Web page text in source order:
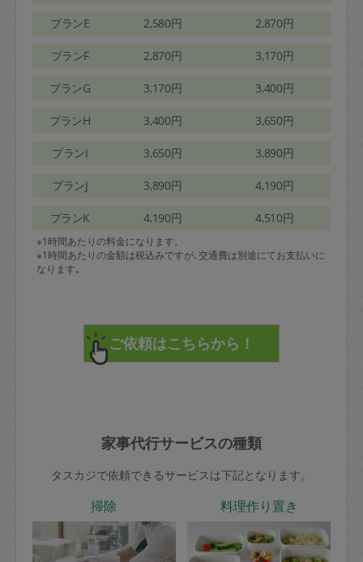
プランE 2,580円 2,870円
プランF 2,870円 3,170円
プランG 3,170円 3,400円
プランH 3,400円 3,650円
プランI 3,650円 3,890円
プランJ 3,890円 4,190円
プランK 4,190円 4,510円
※1時間あたりの料金になります。
※1時間あたりの金額は税込みですが､交通費は別途にてお支払いに
なります｡
家事代行サービスの種類
タスカジで依頼できるサービスは下記となります。
掃除 料理作り置き